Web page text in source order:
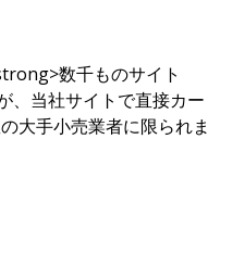
数千ものサイト
、当社サイトで直接カー
大手小売業者に限られま